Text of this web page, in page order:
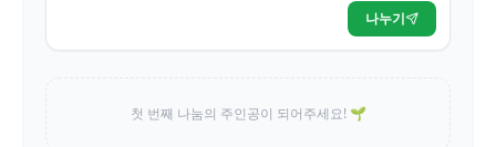
나누기
첫 번째 나눔의 주인공이 되어주세요! 🌱